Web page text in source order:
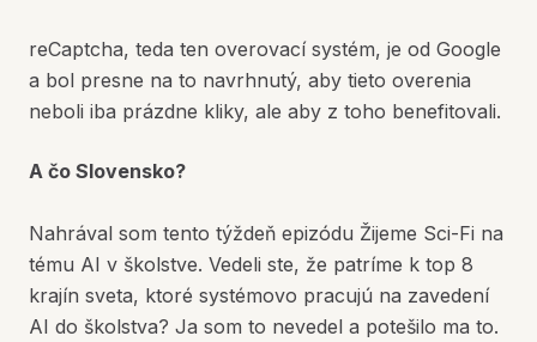
reCaptcha, teda ten overovací systém, je od Google
a bol presne na to navrhnutý, aby tieto overenia
neboli iba prázdne kliky, ale aby z toho benefitovali.
A čo Slovensko?
Nahrával som tento týždeň epizódu Žijeme Sci-Fi na
tému AI v školstve. Vedeli ste, že patríme k top 8
krajín sveta, ktoré systémovo pracujú na zavedení
AI do školstva? Ja som to nevedel a potešilo ma to.